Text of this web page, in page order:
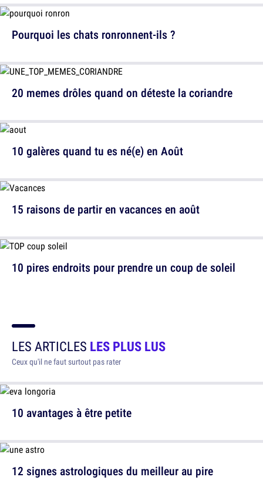
20 memes drôles quand on déteste la coriandre
15 raisons de partir en vacances en août
Pourquoi les chats ronronnent-ils ?
10 galères quand tu es né(e) en Août
10 pires endroits pour prendre un coup de soleil
LES ARTICLES LES PLUS LUS
Ceux qu'il ne faut surtout pas rater
10 avantages à être petite
12 signes astrologiques du meilleur au pire